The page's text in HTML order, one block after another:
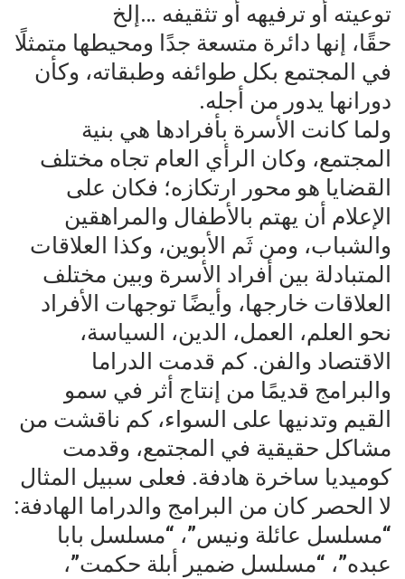
توعيته أو ترفيهه أو تثقيفه …إلخ
حقًا، إنها دائرة متسعة جدًا ومحيطها متمثلًا
في المجتمع بكل طوائفه وطبقاته، وكأن
دورانها يدور من أجله.
ولما كانت الأسرة بأفرادها هي بنية
المجتمع، وكان الرأي العام تجاه مختلف
القضايا هو محور ارتكازه؛ فكان على
الإعلام أن يهتم بالأطفال والمراهقين
والشباب، ومن ثَم الأبوين، وكذا العلاقات
المتبادلة بين أفراد الأسرة وبين مختلف
العلاقات خارجها، وأيضًا توجهات الأفراد
نحو العلم، العمل، الدين، السياسة،
الاقتصاد والفن. كم قدمت الدراما
والبرامج قديمًا من إنتاج أثر في سمو
القيم وتدنيها على السواء، كم ناقشت من
مشاكل حقيقية في المجتمع، وقدمت
كوميديا ساخرة هادفة. فعلى سبيل المثال
لا الحصر كان من البرامج والدراما الهادفة:
“مسلسل عائلة ونيس”، “مسلسل بابا
عبده”، “مسلسل ضمير أبلة حكمت”،